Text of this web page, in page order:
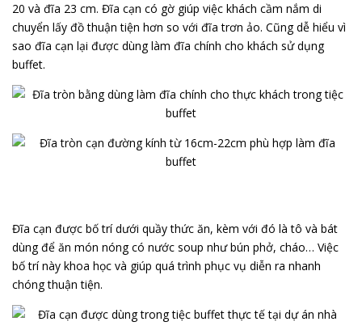
20 và đĩa 23 cm. Đĩa cạn có gờ giúp việc khách cầm nắm di
chuyển lấy đồ thuận tiện hơn so với đĩa trơn ảo. Cũng dễ hiểu vì
sao đĩa cạn lại được dùng làm đĩa chính cho khách sử dụng
buffet.
Đĩa cạn được bố trí dưới quầy thức ăn, kèm với đó là tô và bát
dùng để ăn món nóng có nước soup như bún phở, cháo… Việc
bố trí này khoa học và giúp quá trình phục vụ diễn ra nhanh
chóng thuận tiện.